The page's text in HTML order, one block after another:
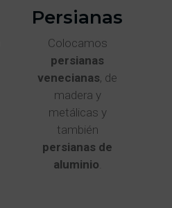
Persianas
Colocamos
persianas
venecianas, de
madera y
metálicas y
también
persianas de
aluminio